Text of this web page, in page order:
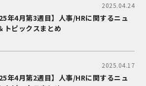
2025.04.24
年4月第3週目】人事/HRに関するニュ
トピックスまとめ
2025.04.17
年4月第2週目】人事/HRに関するニュ